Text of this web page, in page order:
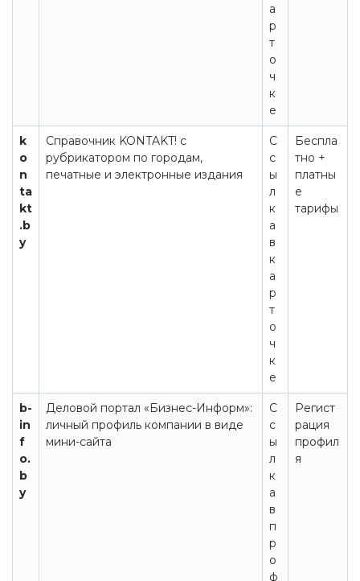
а
р
т
о
ч
к
е
k
o
n
ta
kt
.b
y
Справочник KONTAKT! с
рубрикатором по городам,
печатные и электронные издания
С
с
ы
л
к
а
в
к
а
р
т
о
ч
к
е
Беспла
тно +
платны
е
тарифы
b-
in
f
o.
b
y
Деловой портал «Бизнес-Информ»:
личный профиль компании в виде
мини-сайта
С
с
ы
л
к
а
в
п
р
о
ф
Регист
рация
профил
я